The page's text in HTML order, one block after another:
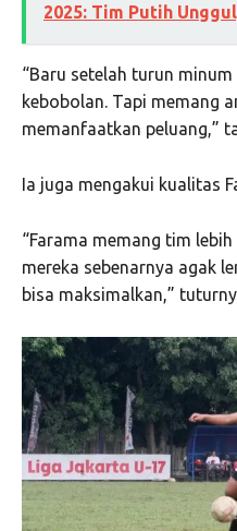
2025: Tim Putih
“Baru setelah turun
kebobolan. Tapi memang
memanfaatkan peluang,”
Ia juga mengakui kualitas
“Farama memang tim
mereka sebenarnya agak
bisa maksimalkan,”